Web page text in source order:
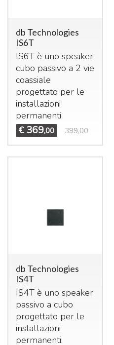
db Technologies
IS6T
IS6T è uno speaker
cubo passivo a 2 vie
coassiale
progettato per le
installazioni
permanenti
€ 369,00 399,00
db Technologies
IS4T
IS4T è uno speaker
passivo a cubo
progettato per le
installazioni
permanenti.